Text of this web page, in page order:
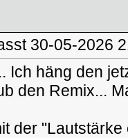
30-05-2026
Ich häng den
den Remix...
der